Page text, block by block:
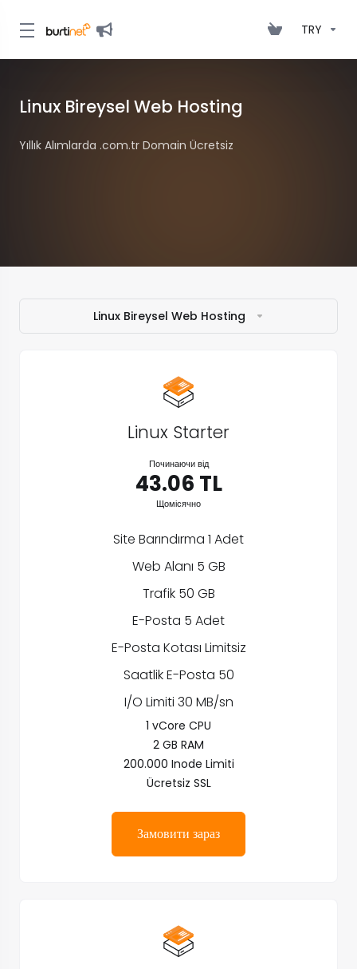
TRY
Linux Bireysel Web Hosting
Yıllık Alımlarda .com.tr Domain Ücretsiz
Linux Bireysel Web Hosting
Linux Starter
Починаючи від
43.06 TL
Щомісячно
Site Barındırma 1 Adet
Web Alanı 5 GB
Trafik 50 GB
E-Posta 5 Adet
E-Posta Kotası Limitsiz
Saatlik E-Posta 50
I/O Limiti 30 MB/sn
1 vCore CPU
2 GB RAM
200.000 Inode Limiti
Ücretsiz SSL
Замовити зараз